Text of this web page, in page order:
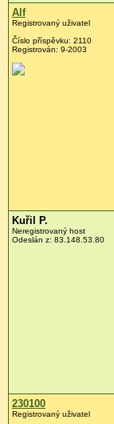
Alf
Registrovaný uživatel
Číslo příspěvku: 2110
Registrován: 9-2003
Kuřil P.
Neregistrovaný host
Odeslán z: 83.148.53.80
230100
Registrovaný uživatel